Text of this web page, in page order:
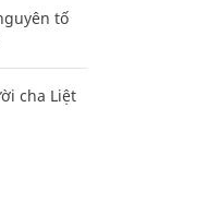
tố
cha Liệt